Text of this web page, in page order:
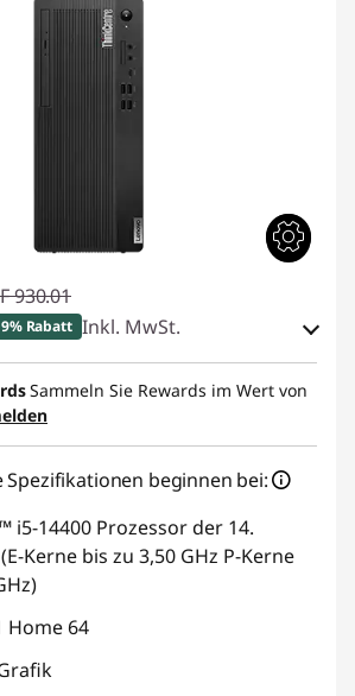
930.01
Rabatt Inkl. MwSt.
:-CHF 181.80
Sammeln Sie Rewards im Wert von
beginnen bei:
i5-14400 Prozessor der 14.
Kerne bis zu 3,50 GHz P-Kerne
Home 64